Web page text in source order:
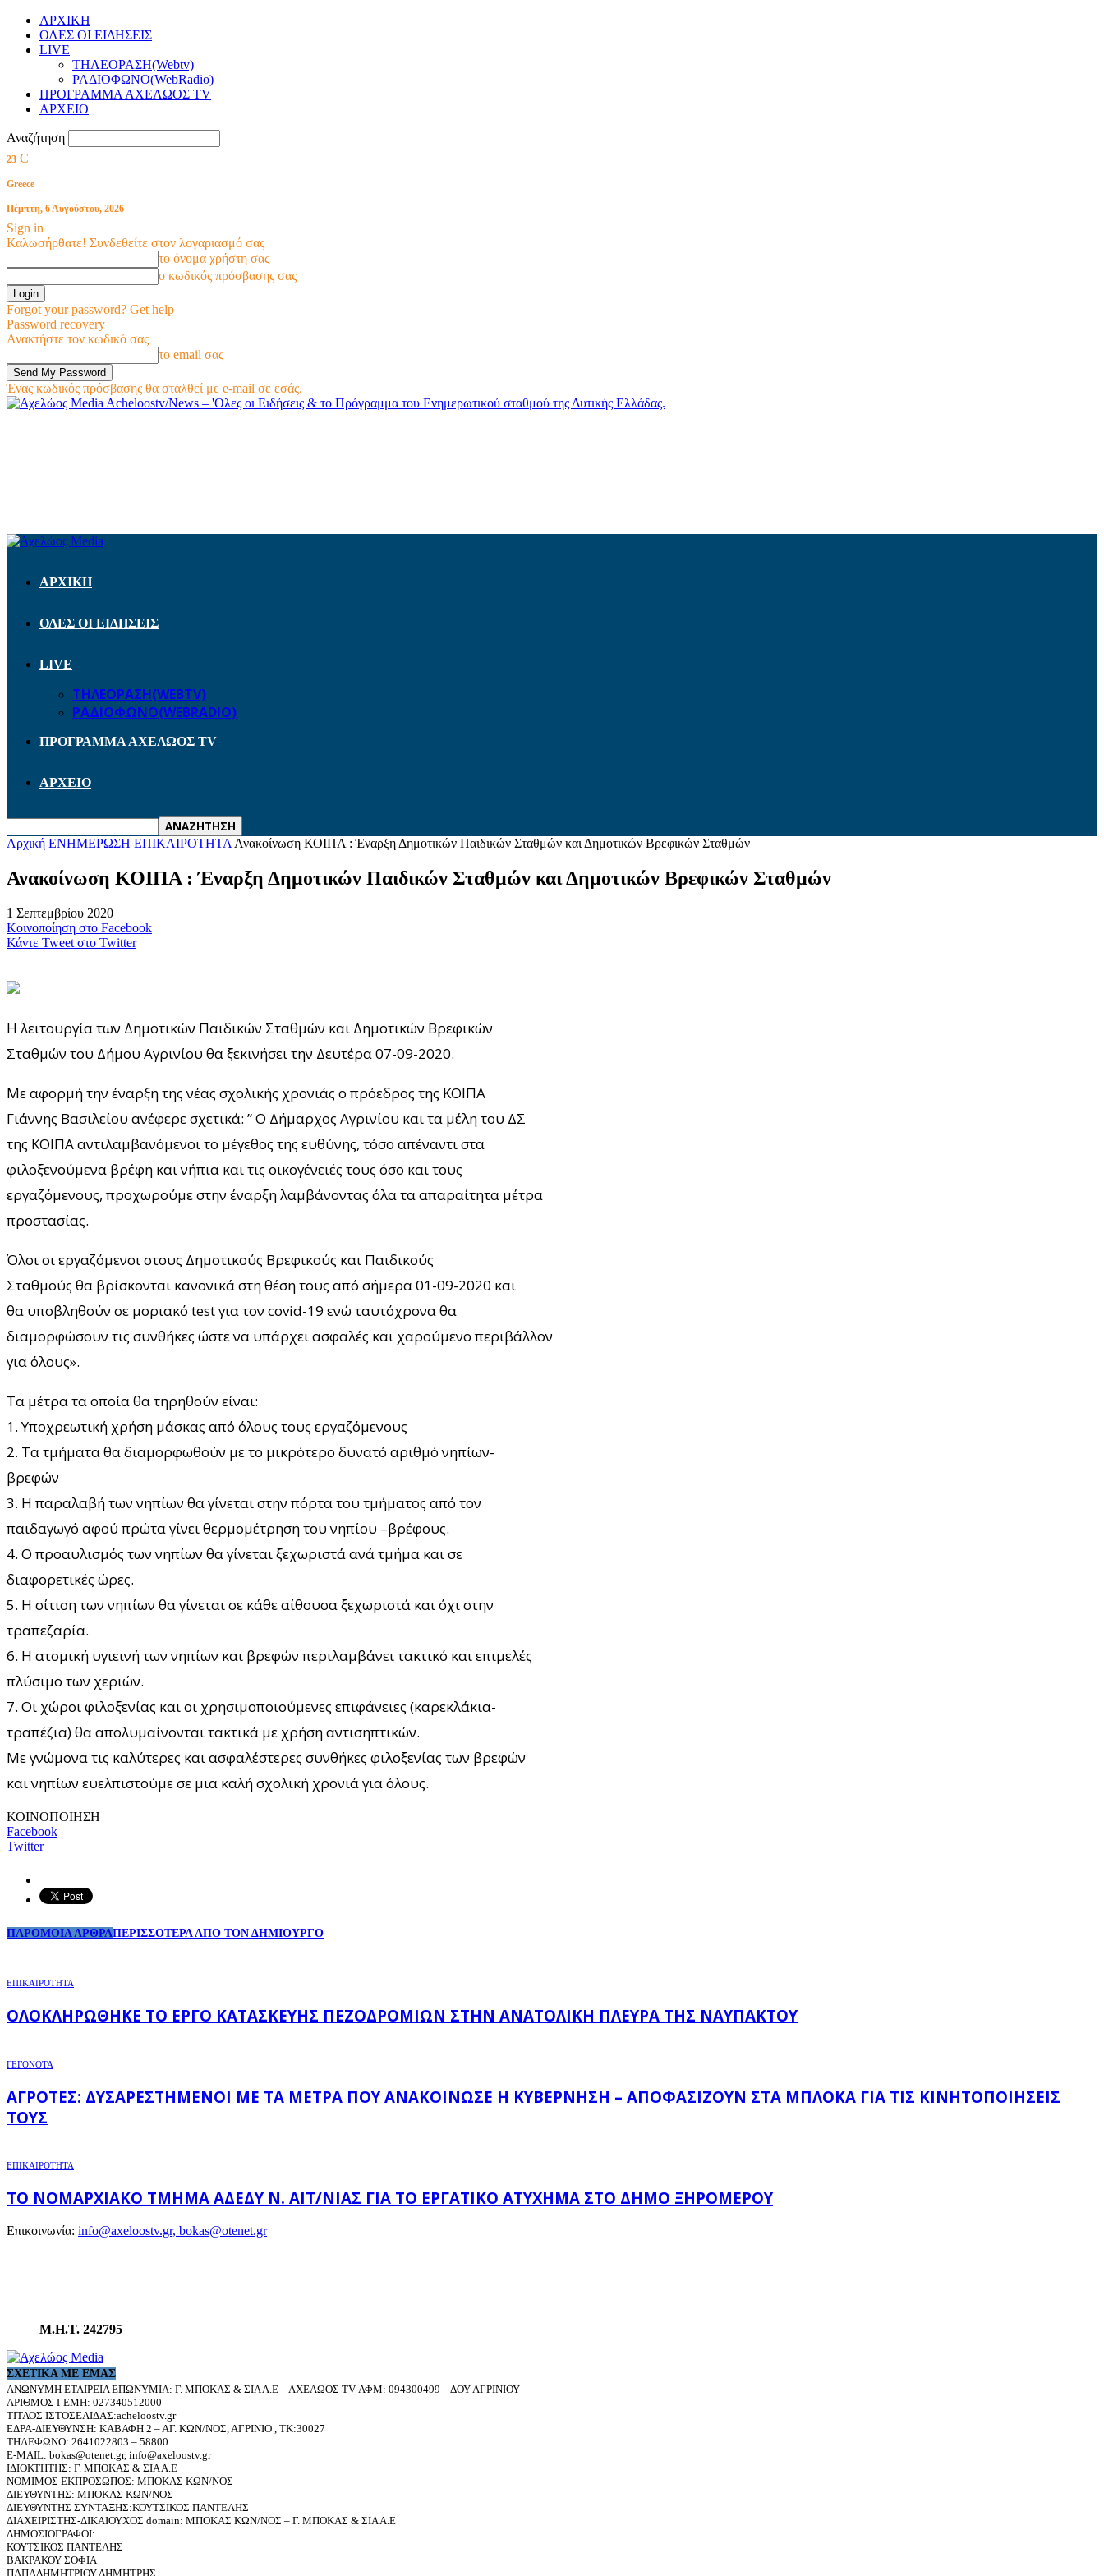
ΑΡΧΙΚΗ
ΟΛΕΣ ΟΙ ΕΙΔΗΣΕΙΣ
LIVE
ΤΗΛΕΟΡΑΣΗ(Webtv)
ΡΑΔΙΟΦΩΝΟ(WebRadio)
ΠΡΟΓΡΑΜΜΑ ΑΧΕΛΩΟΣ TV
ΑΡΧΕΙΟ
Αναζήτηση
23 C
Greece
Πέμπτη, 6 Αυγούστου, 2026
Sign in
Καλωσήρθατε! Συνδεθείτε στον λογαριασμό σας
το όνομα χρήστη σας
ο κωδικός πρόσβασης σας
Forgot your password? Get help
Password recovery
Ανακτήστε τον κωδικό σας
το email σας
Ένας κωδικός πρόσβασης θα σταλθεί με e-mail σε εσάς.
Acheloostv/News – 'Ολες οι Ειδήσεις & το Πρόγραμμα του Ενημερωτικού σταθμού της Δυτικής Ελλάδας.
ΑΡΧΙΚΗ
ΟΛΕΣ ΟΙ ΕΙΔΗΣΕΙΣ
LIVE
ΤΗΛΕΟΡΑΣΗ(WEBTV)
ΡΑΔΙΟΦΩΝΟ(WEBRADIO)
ΠΡΟΓΡΑΜΜΑ ΑΧΕΛΩΟΣ TV
ΑΡΧΕΙΟ
Αρχική ΕΝΗΜΕΡΩΣΗ ΕΠΙΚΑΙΡΟΤΗΤΑ Ανακοίνωση ΚΟΙΠΑ : Έναρξη Δημοτικών Παιδικών Σταθμών και Δημοτικών Βρεφικών Σταθμών
Ανακοίνωση ΚΟΙΠΑ : Έναρξη Δημοτικών Παιδικών Σταθμών και Δημοτικών Βρεφικών Σταθμών
1 Σεπτεμβρίου 2020
Κοινοποίηση στο Facebook
Κάντε Tweet στο Twitter
Η λειτουργία των Δημοτικών Παιδικών Σταθμών και Δημοτικών Βρεφικών
Σταθμών του Δήμου Αγρινίου θα ξεκινήσει την Δευτέρα 07-09-2020.
Με αφορμή την έναρξη της νέας σχολικής χρονιάς o πρόεδρος της ΚΟΙΠΑ
Γιάννης Βασιλείου ανέφερε σχετικά: ” Ο Δήμαρχος Αγρινίου και τα μέλη του ΔΣ
της ΚΟΙΠΑ αντιλαμβανόμενοι το μέγεθος της ευθύνης, τόσο απέναντι στα
φιλοξενούμενα βρέφη και νήπια και τις οικογένειές τους όσο και τους
εργαζόμενους, προχωρούμε στην έναρξη λαμβάνοντας όλα τα απαραίτητα μέτρα
προστασίας.
Όλοι οι εργαζόμενοι στους Δημοτικούς Βρεφικούς και Παιδικούς
Σταθμούς θα βρίσκονται κανονικά στη θέση τους από σήμερα 01-09-2020 και
θα υποβληθούν σε μοριακό test για τον covid-19 ενώ ταυτόχρονα θα
διαμορφώσουν τις συνθήκες ώστε να υπάρχει ασφαλές και χαρούμενο περιβάλλον
για όλους».
Τα μέτρα τα οποία θα τηρηθούν είναι:
1. Υποχρεωτική χρήση μάσκας από όλους τους εργαζόμενους
2. Τα τμήματα θα διαμορφωθούν με το μικρότερο δυνατό αριθμό νηπίων-
βρεφών
3. Η παραλαβή των νηπίων θα γίνεται στην πόρτα του τμήματος από τoν
παιδαγωγό αφού πρώτα γίνει θερμομέτρηση του νηπίου –βρέφους.
4. Ο προαυλισμός των νηπίων θα γίνεται ξεχωριστά ανά τμήμα και σε
διαφορετικές ώρες.
5. Η σίτιση των νηπίων θα γίνεται σε κάθε αίθουσα ξεχωριστά και όχι στην
τραπεζαρία.
6. Η ατομική υγιεινή των νηπίων και βρεφών περιλαμβάνει τακτικό και επιμελές
πλύσιμο των χεριών.
7. Οι χώροι φιλοξενίας και οι χρησιμοποιούμενες επιφάνειες (καρεκλάκια-
τραπέζια) θα απολυμαίνονται τακτικά με χρήση αντισηπτικών.
Με γνώμονα τις καλύτερες και ασφαλέστερες συνθήκες φιλοξενίας των βρεφών
και νηπίων ευελπιστούμε σε μια καλή σχολική χρονιά για όλους.
ΚΟΙΝΟΠΟΙΗΣΗ
Facebook
Twitter
ΠΑΡΟΜΟΙΑ ΑΡΘΡΑΠΕΡΙΣΣΟΤΕΡΑ ΑΠΟ ΤΟΝ ΔΗΜΙΟΥΡΓΟ
ΕΠΙΚΑΙΡΟΤΗΤΑ
ΟΛΟΚΛΗΡΏΘΗΚΕ ΤΟ ΈΡΓΟ ΚΑΤΑΣΚΕΥΉΣ ΠΕΖΟΔΡΟΜΊΩΝ ΣΤΗΝ ΑΝΑΤΟΛΙΚΉ ΠΛΕΥΡΆ ΤΗΣ ΝΑΥΠΆΚΤΟΥ
ΓΕΓΟΝΟΤΑ
ΑΓΡΌΤΕΣ: ΔΥΣΑΡΕΣΤΗΜΈΝΟΙ ΜΕ ΤΑ ΜΈΤΡΑ ΠΟΥ ΑΝΑΚΟΊΝΩΣΕ Η ΚΥΒΈΡΝΗΣΗ – ΑΠΟΦΑΣΊΖΟΥΝ ΣΤΑ ΜΠΛΌΚΑ ΓΙΑ ΤΙΣ ΚΙΝΗΤΟΠΟΙΉΣΕΙΣ
ΤΟΥΣ
ΕΠΙΚΑΙΡΟΤΗΤΑ
ΤΟ ΝΟΜΑΡΧΙΑΚΌ ΤΜΉΜΑ ΑΔΕΔΥ Ν. ΑΙΤ/ΝΊΑΣ ΓΙΑ ΤΟ ΕΡΓΑΤΙΚΌ ΑΤΎΧΗΜΑ ΣΤΟ ΔΉΜΟ ΞΗΡΟΜΈΡΟΥ
Επικοινωνία: info@axeloostv.gr, bokas@otenet.gr
Μ.Η.Τ. 242795
ΣΧΕΤΙΚΆ ΜΕ ΕΜΆΣ
ΑΝΩΝΥΜΗ ΕΤΑΙΡΕΙΑ ΕΠΩΝΥΜΙΑ: Γ. ΜΠΟΚΑΣ & ΣΙΑ Α.Ε – ΑΧΕΛΩΟΣ TV ΑΦΜ: 094300499 – ΔΟΥ ΑΓΡΙΝΙΟΥ
ΑΡΙΘΜΟΣ ΓΕΜΗ: 027340512000
ΤΙΤΛΟΣ ΙΣΤΟΣΕΛΙΔΑΣ:acheloostv.gr
ΕΔΡΑ-ΔΙΕΥΘΥΝΣΗ: ΚΑΒΑΦΗ 2 – ΑΓ. ΚΩΝ/ΝΟΣ, ΑΓΡΙΝΙΟ , ΤΚ:30027
ΤΗΛΕΦΩΝΟ: 2641022803 – 58800
E-MAIL: bokas@otenet.gr, info@axeloostv.gr
ΙΔΙΟΚΤΗΤΗΣ: Γ. ΜΠΟΚΑΣ & ΣΙΑ Α.Ε
ΝΟΜΙΜΟΣ ΕΚΠΡΟΣΩΠΟΣ: ΜΠΟΚΑΣ ΚΩΝ/ΝΟΣ
ΔΙΕΥΘΥΝΤΗΣ: ΜΠΟΚΑΣ ΚΩΝ/ΝΟΣ
ΔΙΕΥΘΥΝΤΗΣ ΣΥΝΤΑΞΗΣ:ΚΟΥΤΣΙΚΟΣ ΠΑΝΤΕΛΗΣ
ΔΙΑΧΕΙΡΙΣΤΗΣ-ΔΙΚΑΙΟΥΧΟΣ domain: ΜΠΟΚΑΣ ΚΩΝ/ΝΟΣ – Γ. ΜΠΟΚΑΣ & ΣΙΑ Α.Ε
ΔΗΜΟΣΙΟΓΡΑΦΟΙ:
ΚΟΥΤΣΙΚΟΣ ΠΑΝΤΕΛΗΣ
ΒΑΚΡΑΚΟΥ ΣΟΦΙΑ
ΠΑΠΑΔΗΜΗΤΡΙΟΥ ΔΗΜΗΤΡΗΣ